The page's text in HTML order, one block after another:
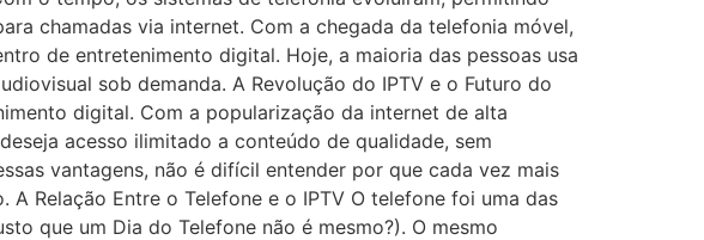
chamadas via internet. Com a chegada da telefonia móvel,
de entretenimento digital. Hoje, a maioria das pessoas usa
sob demanda. A Revolução do IPTV e o Futuro do
digital. Com a popularização da internet de alta
acesso ilimitado a conteúdo de qualidade, sem
vantagens, não é difícil entender por que cada vez mais
Relação Entre o Telefone e o IPTV O telefone foi uma das
que um Dia do Telefone não é mesmo?). O mesmo